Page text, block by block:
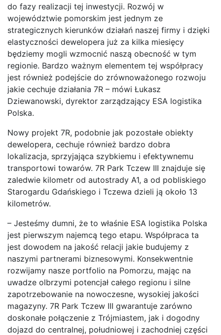
do fazy realizacji tej inwestycji. Rozwój w
województwie pomorskim jest jednym ze
strategicznych kierunków działań naszej firmy i dzięki
elastyczności dewelopera już za kilka miesięcy
będziemy mogli wzmocnić naszą obecność w tym
regionie. Bardzo ważnym elementem tej współpracy
jest również podejście do zrównoważonego rozwoju
jakie cechuje działania 7R – mówi Łukasz
Dziewanowski, dyrektor zarządzający ESA logistika
Polska.
Nowy projekt 7R, podobnie jak pozostałe obiekty
dewelopera, cechuje również bardzo dobra
lokalizacja, sprzyjająca szybkiemu i efektywnemu
transportowi towarów. 7R Park Tczew III znajduje się
zaledwie kilometr od autostrady A1, a od pobliskiego
Starogardu Gdańskiego i Tczewa dzieli ją około 13
kilometrów.
– Jesteśmy dumni, że to właśnie ESA logistika Polska
jest pierwszym najemcą tego etapu. Współpraca ta
jest dowodem na jakość relacji jakie budujemy z
naszymi partnerami biznesowymi. Konsekwentnie
rozwijamy nasze portfolio na Pomorzu, mając na
uwadze olbrzymi potencjał całego regionu i silne
zapotrzebowanie na nowoczesne, wysokiej jakości
magazyny. 7R Park Tczew III gwarantuje zarówno
doskonałe połączenie z Trójmiastem, jak i dogodny
dojazd do centralnej, południowej i zachodniej części